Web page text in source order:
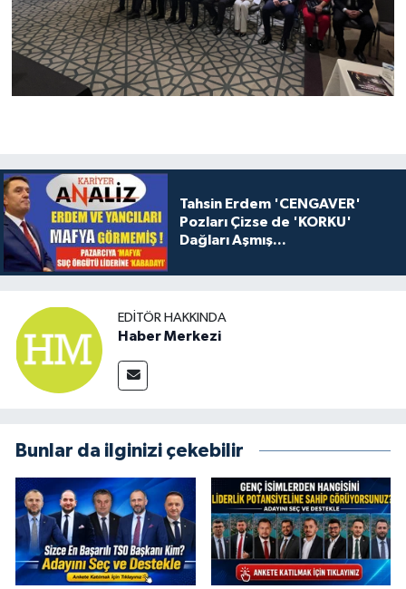
Tahsin Erdem 'CENGAVER'
Pozları Çizse de 'KORKU'
Dağları Aşmış...
EDITÖR HAKKINDA
Haber Merkezi
Bunlar da ilginizi çekebilir